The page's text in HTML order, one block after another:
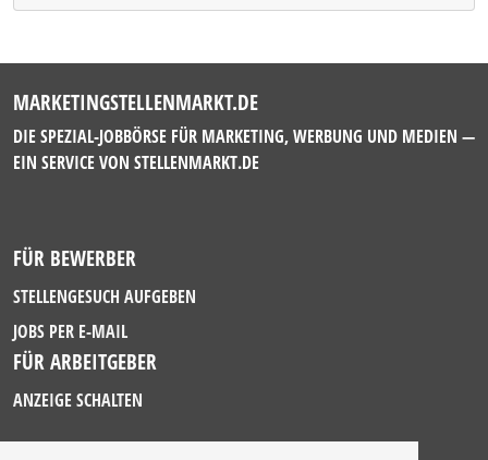
MARKETINGSTELLENMARKT.DE
DIE SPEZIAL-JOBBÖRSE FÜR MARKETING, WERBUNG UND MEDIEN —
EIN SERVICE VON STELLENMARKT.DE
FÜR BEWERBER
STELLENGESUCH AUFGEBEN
JOBS PER E-MAIL
FÜR ARBEITGEBER
ANZEIGE SCHALTEN